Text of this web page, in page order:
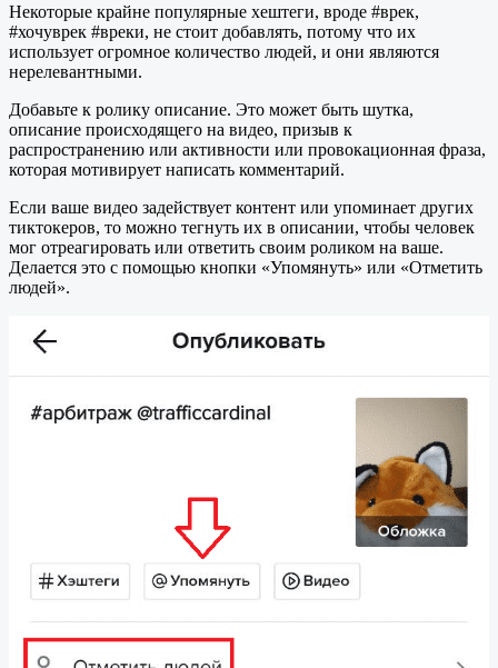
Некоторые крайне популярные хештеги, вроде #врек,
#хочуврек #вреки, не стоит добавлять, потому что их
использует огромное количество людей, и они являются
нерелевантными.
Добавьте к ролику описание. Это может быть шутка,
описание происходящего на видео, призыв к
распространению или активности или провокационная фраза,
которая мотивирует написать комментарий.
Если ваше видео задействует контент или упоминает других
тиктокеров, то можно тегнуть их в описании, чтобы человек
мог отреагировать или ответить своим роликом на ваше.
Делается это с помощью кнопки «Упомянуть» или «Отметить
людей».